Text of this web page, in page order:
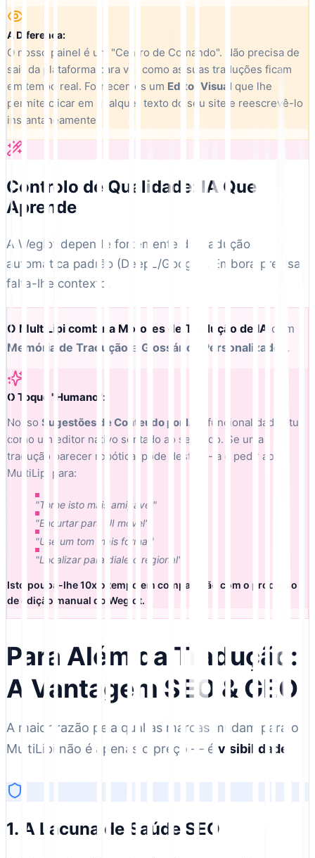
A Diferença:
O nosso painel é um "Centro de Comando". Não precisa de
sair da plataforma para ver como as suas traduções ficam
em tempo real. Fornecemos um Editor Visual que lhe
permite clicar em qualquer texto do seu site e reescrevê-lo
instantaneamente.
Controlo de Qualidade: IA Que
Aprende
A Weglot depende fortemente da tradução
automática padrão (DeepL/Google). Embora precisa,
falta-lhe contexto.
O MultiLipi combina Motores de Tradução de IA com
Memória de Tradução e Glossários Personalizados .
O Toque "Humano":
Nosso Sugestões de Conteúdo por IA
a funcionalidade atua
como um editor nativo sentado ao seu lado. Se uma
tradução parecer robótica, pode destacá-la e pedir ao
MultiLipi para:
"Torne isto mais amigável"
"Encurtar para UI móvel"
"Use um tom mais formal"
"Localizar para dialeto regional"
Isto poupa-lhe 10x o tempo em comparação com o processo
de edição manual do Weglot.
Para Além da Tradução:
A Vantagem SEO & GEO
A maior razão pela qual as marcas mudam para o
MultiLipi não é apenas o preço — é visibilidade
1. A Lacuna de Saúde SEO